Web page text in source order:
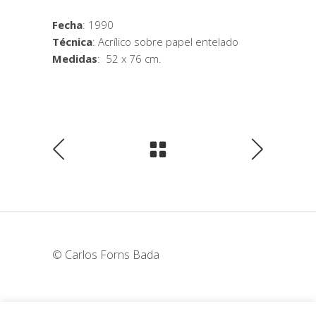
Fecha: 1990
Técnica: Acrílico sobre papel entelado
Medidas: 52 x 76 cm.
© Carlos Forns Bada